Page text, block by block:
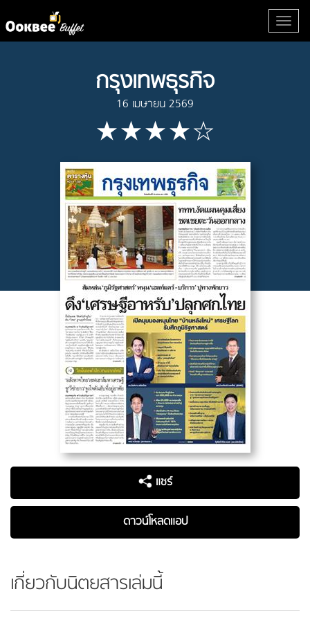
กรุงเทพธุรกิจ
16 เมษายน 2569
แชร์
ดาวน์โหลดแอป
เกี่ยวกับนิตยสารเล่มนี้